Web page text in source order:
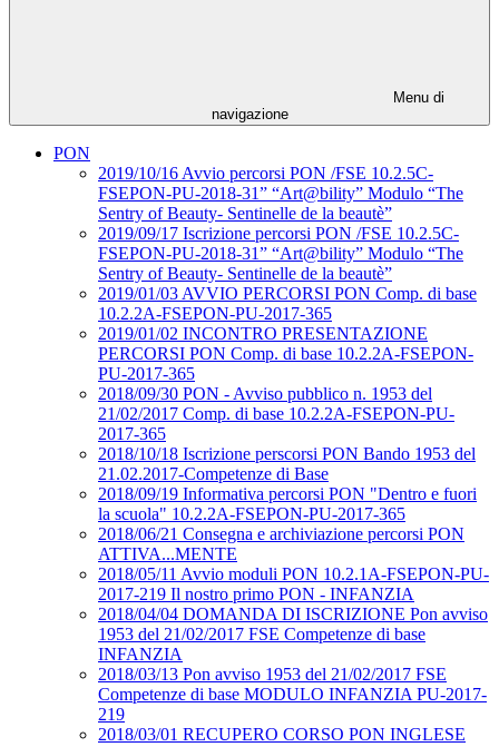
Menu di
navigazione
PON
2019/10/16 Avvio percorsi PON /FSE 10.2.5C-
FSEPON-PU-2018-31” “Art@bility” Modulo “The
Sentry of Beauty- Sentinelle de la beautè”
2019/09/17 Iscrizione percorsi PON /FSE 10.2.5C-
FSEPON-PU-2018-31” “Art@bility” Modulo “The
Sentry of Beauty- Sentinelle de la beautè”
2019/01/03 AVVIO PERCORSI PON Comp. di base
10.2.2A-FSEPON-PU-2017-365
2019/01/02 INCONTRO PRESENTAZIONE
PERCORSI PON Comp. di base 10.2.2A-FSEPON-
PU-2017-365
2018/09/30 PON - Avviso pubblico n. 1953 del
21/02/2017 Comp. di base 10.2.2A-FSEPON-PU-
2017-365
2018/10/18 Iscrizione perscorsi PON Bando 1953 del
21.02.2017-Competenze di Base
2018/09/19 Informativa percorsi PON "Dentro e fuori
la scuola" 10.2.2A-FSEPON-PU-2017-365
2018/06/21 Consegna e archiviazione percorsi PON
ATTIVA...MENTE
2018/05/11 Avvio moduli PON 10.2.1A-FSEPON-PU-
2017-219 Il nostro primo PON - INFANZIA
2018/04/04 DOMANDA DI ISCRIZIONE Pon avviso
1953 del 21/02/2017 FSE Competenze di base
INFANZIA
2018/03/13 Pon avviso 1953 del 21/02/2017 FSE
Competenze di base MODULO INFANZIA PU-2017-
219
2018/03/01 RECUPERO CORSO PON INGLESE